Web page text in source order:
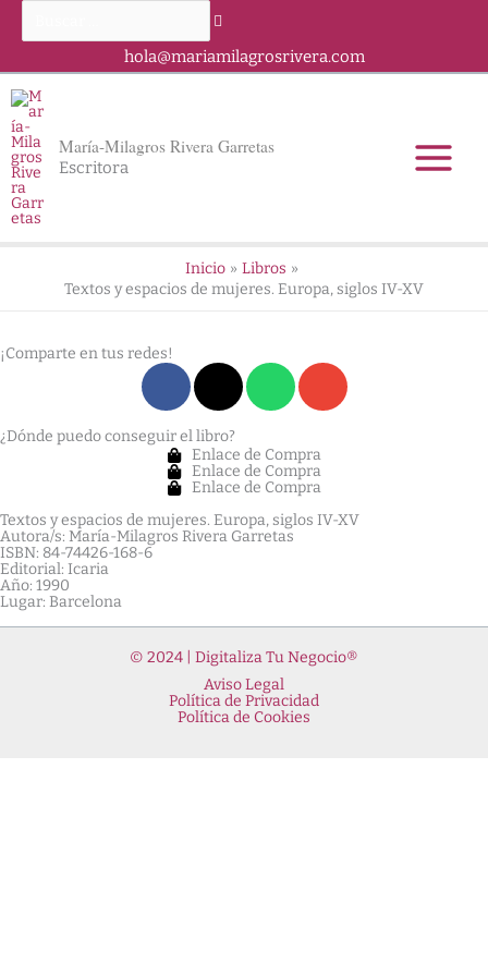
contenido
Buscar
hola@mariamilagrosrivera.com
María-Milagros Rivera Garretas
Escritora
Inicio
Libros
Textos y espacios de mujeres. Europa, siglos IV-XV
¡Comparte en tus redes!
¿Dónde puedo conseguir el libro?
Enlace de Compra
Enlace de Compra
Enlace de Compra
Textos y espacios de mujeres. Europa, siglos IV-XV
Autora/s: María-Milagros Rivera Garretas
ISBN: 84-74426-168-6
Editorial: Icaria
Año: 1990
Lugar: Barcelona
© 2024 | Digitaliza Tu Negocio®
Aviso Legal
Política de Privacidad
Política de Cookies